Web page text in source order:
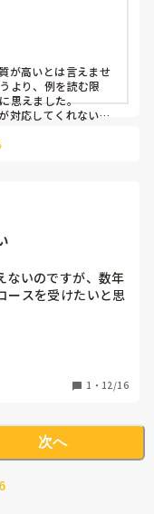
多々あり
など0.1.2に対して
となくただダメ！
加させずずっと立
なし
）
入れて飲ませる
で座って叫ぶ
言う
るのでここら辺で
をしていたので今
りで毎日辞めたい
ばかりで子どもたち
か辞める決心がつ
が高いとは言えませ
より、例を読む限
思えました。
対応してくれないの
？
ないのですが、数年
ースを受けたいと思
1 ・ 12/16
次へ